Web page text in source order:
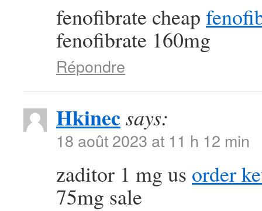
fenofibrate cheap
fenofibrate 160mg
Répondre
Hkinecsays:
18 août 2023 at 11 h 12 min
zaditor 1 mg us order
75mg sale